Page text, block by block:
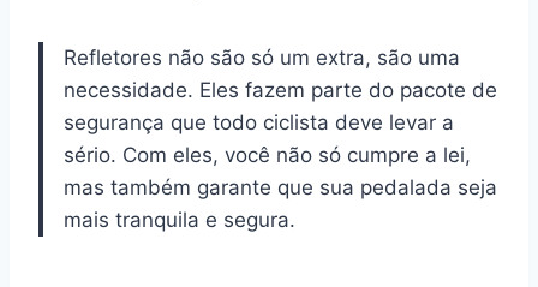
Refletores não são só um extra, são uma
necessidade. Eles fazem parte do pacote de
segurança que todo ciclista deve levar a
sério. Com eles, você não só cumpre a lei,
mas também garante que sua pedalada seja
mais tranquila e segura.